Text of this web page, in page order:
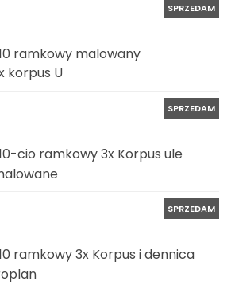
SPRZEDAM
ramkowy malowany
korpus U
SPRZEDAM
cio ramkowy 3x Korpus ule
SPRZEDAM
ramkowy 3x Korpus i dennica